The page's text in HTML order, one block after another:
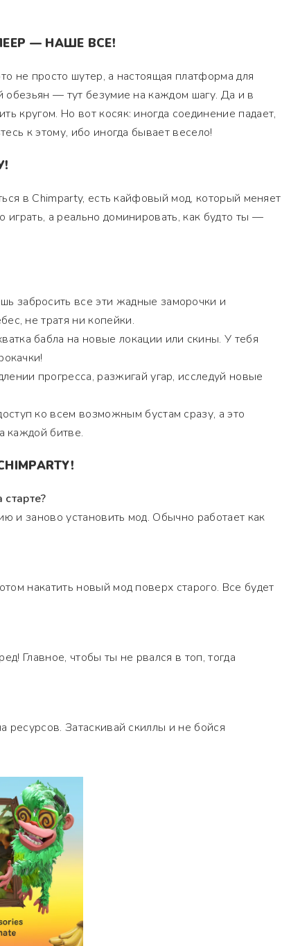
— НАШЕ ВСЕ!
не просто шутер, а настоящая платформа для
обезьян — тут безумие на каждом шагу. Да и в
кругом. Но вот косяк: иногда соединение падает,
к этому, ибо иногда бывает весело!
в Chimparty, есть кайфовый мод, который меняет
а реально доминировать, как будто ты —
забросить все эти жадные заморочки и
не тратя ни копейки.
бабла на новые локации или скины. У тебя
прогресса, разжигай угар, исследуй новые
ко всем возможным бустам сразу, а это
каждой битве.
и заново установить мод. Обычно работает как
накатить новый мод поверх старого. Все будет
Главное, чтобы ты не рвался в топ, тогда
ресурсов. Затаскивай скиллы и не бойся